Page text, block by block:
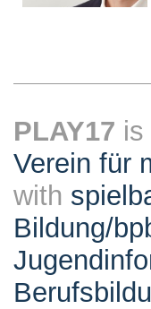
PLAY17 is
Verein für
with
Bildung/